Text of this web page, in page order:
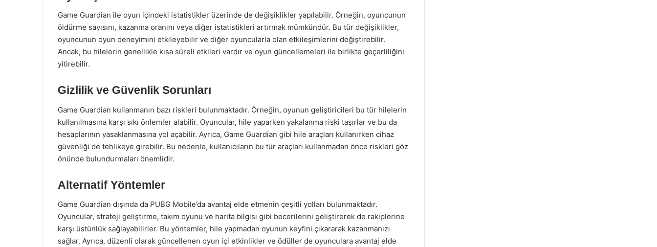
Game Guardian ile oyun içindeki istatistikler üzerinde de değişiklikler yapılabilir. Örneğin, oyuncunun
öldürme sayısını, kazanma oranını veya diğer istatistikleri artırmak mümkündür. Bu tür değişiklikler,
oyuncunun oyun deneyimini etkileyebilir ve diğer oyuncularla olan etkileşimlerini değiştirebilir.
Ancak, bu hilelerin genellikle kısa süreli etkileri vardır ve oyun güncellemeleri ile birlikte geçerliliğini
yitirebilir.
Gizlilik ve Güvenlik Sorunları
Game Guardian kullanmanın bazı riskleri bulunmaktadır. Örneğin, oyunun geliştiricileri bu tür hilelerin
kullanılmasına karşı sıkı önlemler alabilir. Oyuncular, hile yaparken yakalanma riski taşırlar ve bu da
hesaplarının yasaklanmasına yol açabilir. Ayrıca, Game Guardian gibi hile araçları kullanırken cihaz
güvenliği de tehlikeye girebilir. Bu nedenle, kullanıcıların bu tür araçları kullanmadan önce riskleri göz
önünde bulundurmaları önemlidir.
Alternatif Yöntemler
Game Guardian dışında da PUBG Mobile’da avantaj elde etmenin çeşitli yolları bulunmaktadır.
Oyuncular, strateji geliştirme, takım oyunu ve harita bilgisi gibi becerilerini geliştirerek de rakiplerine
karşı üstünlük sağlayabilirler. Bu yöntemler, hile yapmadan oyunun keyfini çıkararak kazanmanızı
sağlar. Ayrıca, düzenli olarak güncellenen oyun içi etkinlikler ve ödüller de oyunculara avantaj elde